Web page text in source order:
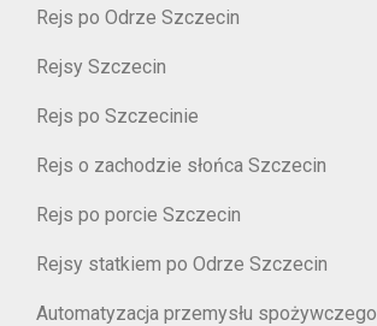
Rejs po Odrze Szczecin
Rejsy Szczecin
Rejs po Szczecinie
Rejs o zachodzie słońca Szczecin
Rejs po porcie Szczecin
Rejsy statkiem po Odrze Szczecin
Automatyzacja przemysłu spożywczego